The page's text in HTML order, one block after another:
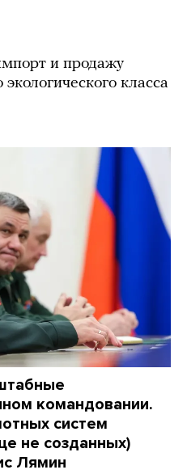
и продажу
класса
командовании.
систем
не созданных)
Лямин